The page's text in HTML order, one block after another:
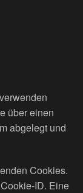
über einen
abgelegt und
Cookies.
ID. Eine